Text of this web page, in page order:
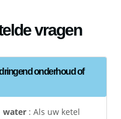
vragen
onderhoud of
water : Als uw ketel